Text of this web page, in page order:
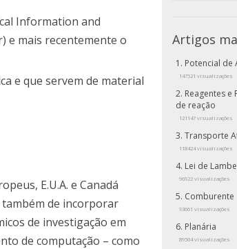
Information and
e mais recentemente o
e que servem de material
E.U.A. e Canadá
de incorporar
de investigação em
de computação – como
Artigos
Potencial de
147521 visualizações
Reagentes e
de reação
121147 visualizações
Transporte
118424 visualizações
Lei de
96922 visualizações
Comburente
93661 visualizações
Planária
89504 visualizações